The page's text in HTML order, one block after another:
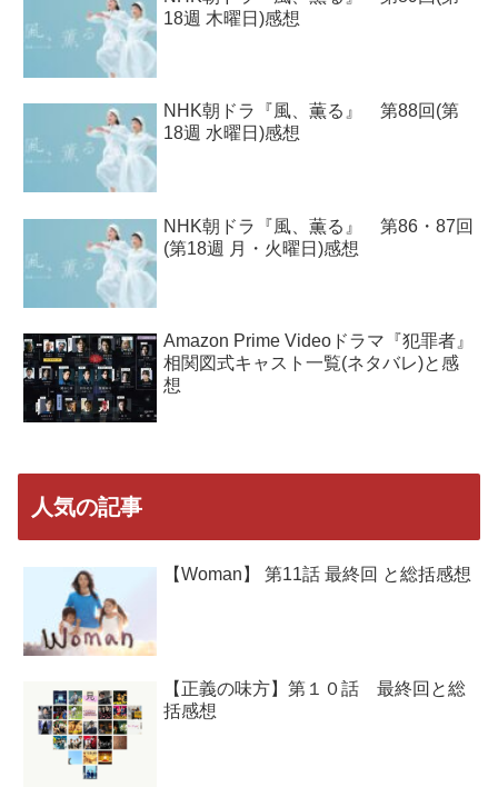
18週 木曜日)感想
NHK朝ドラ『風、薫る』 第88回(第
18週 水曜日)感想
NHK朝ドラ『風、薫る』 第86・87回
(第18週 月・火曜日)感想
Amazon Prime Videoドラマ『犯罪者』
相関図式キャスト一覧(ネタバレ)と感
想
人気の記事
【Woman】 第11話 最終回 と総括感想
【正義の味方】第１０話 最終回と総
括感想